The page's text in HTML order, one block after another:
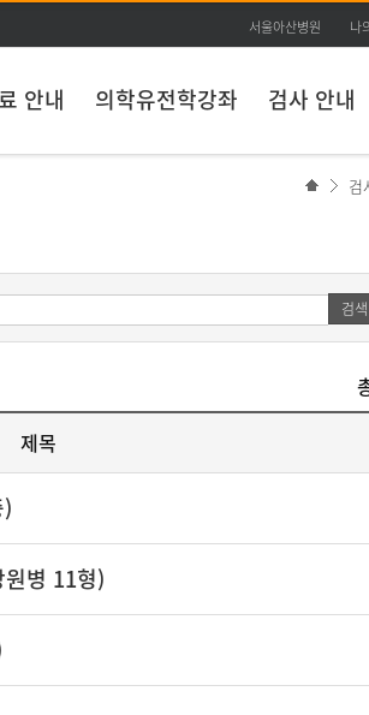
서울아산병원 나
안내 의학유전학강좌 검사 안내
검
검색
제목
병 11형)